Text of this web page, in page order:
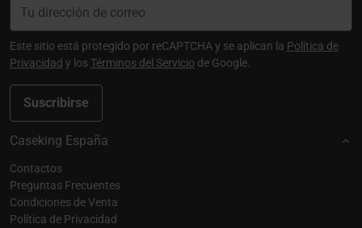
Suscribirse
Este sitio está protegido por reCAPTCHA y se aplican la Política de
Privacidad y losTérminos del Servicio de Google.
Caseking España
Contactos
Preguntas Frecuentes
Condiciones de Venta
Política de Privacidad